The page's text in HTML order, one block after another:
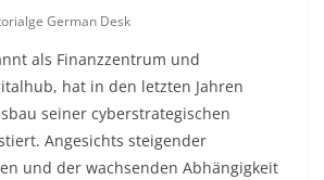
German Desk
als Finanzzentrum und
hat in den letzten Jahren
seiner cyberstrategischen
Angesichts steigender
und der wachsenden Abhängigkeit